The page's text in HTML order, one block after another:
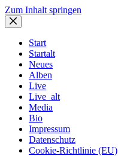
Zum Inhalt springen
Start
Startalt
Neues
Alben
Live
Live_alt
Media
Bio
Impressum
Datenschutz
Cookie-Richtlinie (EU)